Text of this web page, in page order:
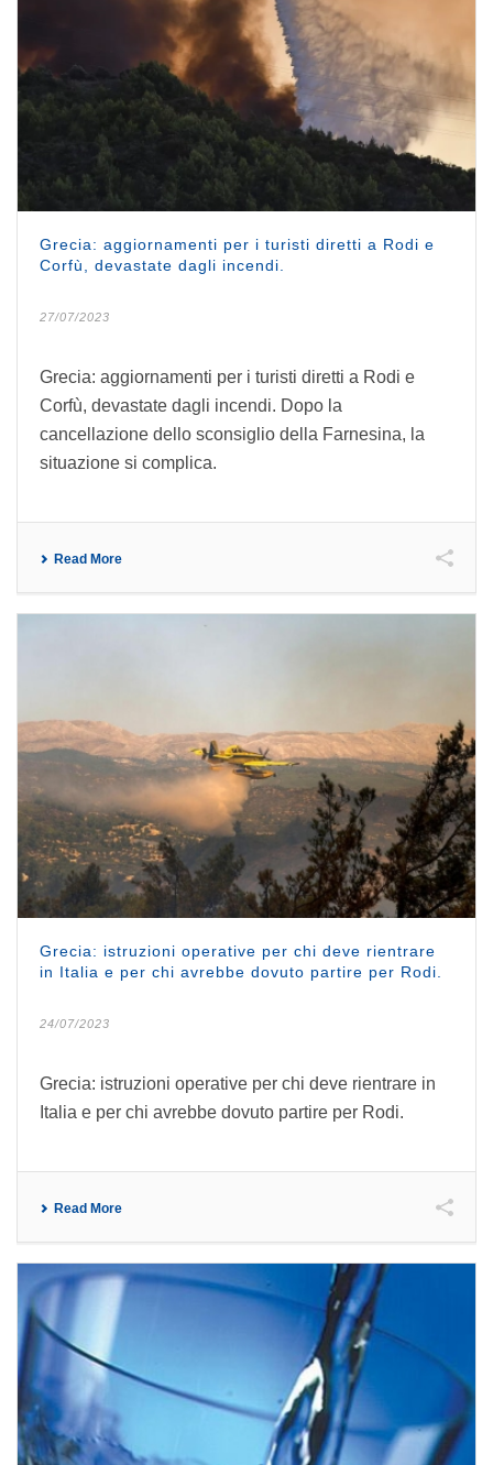
Grecia: aggiornamenti per i turisti diretti a Rodi e
Corfù, devastate dagli incendi.
27/07/2023
Grecia: aggiornamenti per i turisti diretti a Rodi e
Corfù, devastate dagli incendi. Dopo la
cancellazione dello sconsiglio della Farnesina, la
situazione si complica.
Read More
Grecia: istruzioni operative per chi deve rientrare
in Italia e per chi avrebbe dovuto partire per Rodi.
24/07/2023
Grecia: istruzioni operative per chi deve rientrare in
Italia e per chi avrebbe dovuto partire per Rodi.
Read More